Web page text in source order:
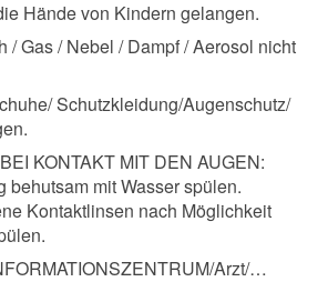
Hände von Kindern gelangen.
/ Gas / Nebel / Dampf / Aerosol nicht
Schutzkleidung/Augenschutz/
KONTAKT MIT DEN AUGEN:
behutsam mit Wasser spülen.
Kontaktlinsen nach Möglichkeit
Arzt/…